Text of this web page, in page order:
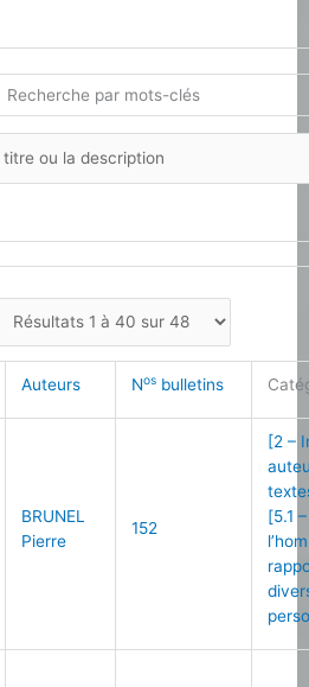
Recherche par mots-clés
Auteurs Nos bulletins
BRUNEL
Pierre
152
[2 –
[5.1